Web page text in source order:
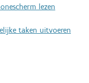
lezen
taken uitvoeren